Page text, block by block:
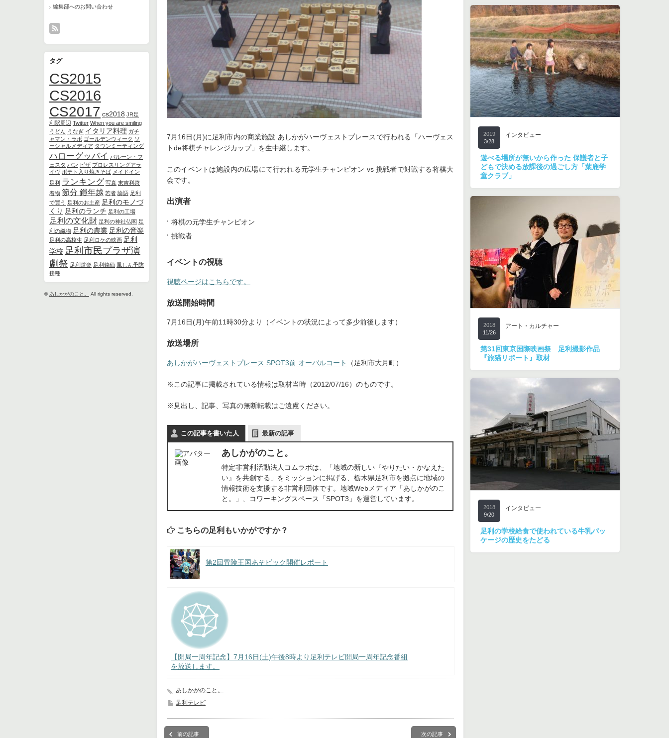
編集部へのお問い合わせ
タグ
CS2015
CS2016
CS2017 cs2018 JR足
利駅周辺 Twitter When you are smiling
うどん うなぎ イタリア料理 ガチ
ャマン・ラボ ゴールデンウィーク ソ
ーシャルメディア タウンミーティング
ハローグッバイ バルーン・フ
ェスタ パン ピザ プロレスリングアラ
イヴ ポテト入り焼きそば メイドイン
足利 ランキング 写真 末吉利啓
着物 節分 鎧年越 若者 論語 足利
で買う 足利のお土産 足利のモノづ
くり 足利のランチ 足利の工場
足利の文化財 足利の神社仏閣 足
利の織物 足利の農業 足利の音楽
足利の高校生 足利ロケの映画 足利
学校 足利市民プラザ演
劇祭 足利道楽 足利銘仙 風しん予防
接種
© あしかがのこと。 All rights reserved.
7月16日(月)に足利市内の商業施設 あしかがハーヴェストプレースで行われる「ハーヴェス
トde将棋チャレンジカップ」を生中継します。
このイベントは施設内の広場にて行われる元学生チャンピオン vs 挑戦者で対戦する将棋大
会です。
出演者
将棋の元学生チャンピオン
挑戦者
イベントの視聴
視聴ページはこちらです。
放送開始時間
7月16日(月)午前11時30分より（イベントの状況によって多少前後します）
放送場所
あしかがハーヴェストプレース SPOT3前 オーバルコート （足利市大月町）
※この記事に掲載されている情報は取材当時（2012/07/16）のものです。
※見出し、記事、写真の無断転載はご遠慮ください。
この記事を書いた人 最新の記事
あしかがのこと。
特定非営利活動法人コムラボは、「地域の新しい『やりたい・かなえた
い』を共創する」をミッションに掲げる、栃木県足利市を拠点に地域の
情報技術を支援する非営利団体です。地域Webメディア「あしかがのこ
と。」、コワーキングスペース「SPOT3」を運営しています。
こちらの足利もいかがですか？
第2回冒険王国あそビック開催レポート
【開局一周年記念】7月16日(土)午後8時より足利テレビ開局一周年記念番組
を放送します。
あしかがのこと。
足利テレビ
前の記事 次の記事
2019
3/28
インタビュー
遊べる場所が無いから作った 保護者と子
どもで決める放課後の過ごし方「葉鹿学
童クラブ」
2018
11/26
アート・カルチャー
第31回東京国際映画祭 足利撮影作品
『旅猫リポート』取材
2018
9/20
インタビュー
足利の学校給食で使われている牛乳パッ
ケージの歴史をたどる